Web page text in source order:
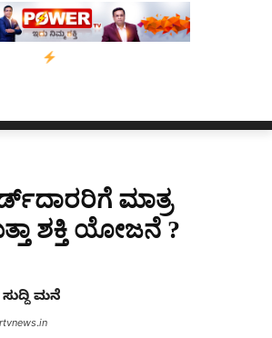
ಕಾರ್ಪ್‌ಗೆ ಎಐಯಿಂದ ಸಂಕಷ್ಟ:
ಮಾತ್ರ
ಶಕ್ತಿ ಯೋಜನೆ ?
ಸುದ್ದಿ ಮನೆ